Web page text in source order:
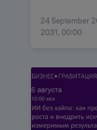
24 September
2031, 00:00